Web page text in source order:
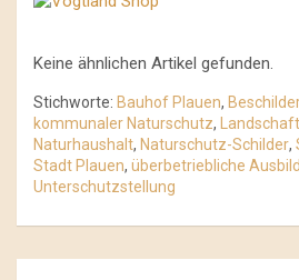
Keine ähnlichen Artikel gefunden.
Stichworte: Bauhof Plauen,
kommunaler Naturschutz,
Naturhaushalt, Naturschutz-Schilder,
Stadt Plauen, überbetriebliche
Unterschutzstellung